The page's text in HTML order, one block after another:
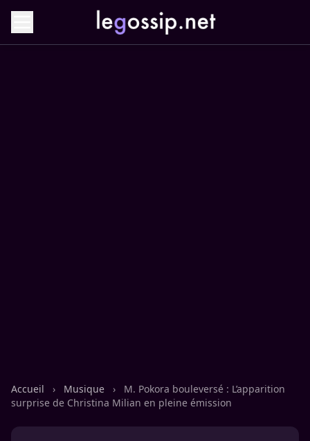
Accueil › Musique ›
M. Pokora bouleversé : L’apparition
surprise de Christina Milian en pleine émission